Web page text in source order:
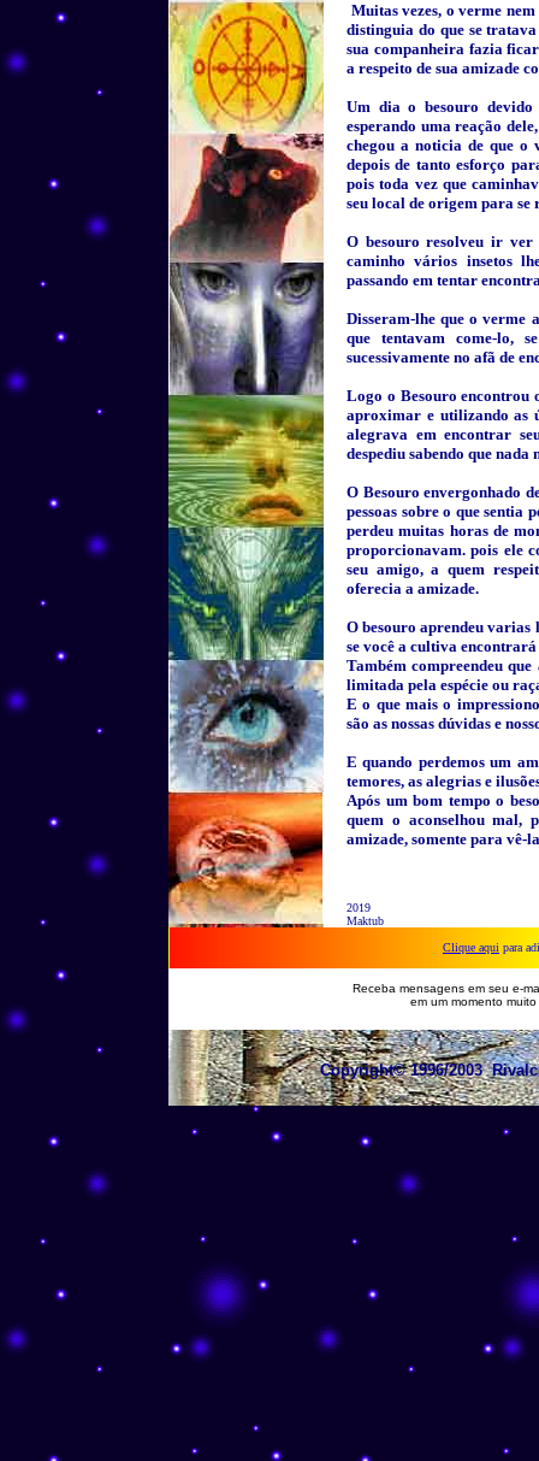
Muitas vezes, o verme
distinguia do que se
sua companheira fazia
a respeito de sua amizade
Um dia o besouro devido
esperando uma reação
chegou a noticia de que o
depois de tanto esforço
pois toda vez que
seu local de origem para se
O besouro resolveu ir ver
caminho vários insetos
passando em tentar
Disseram-lhe que o verme
que tentavam come-lo,
sucessivamente no afã de
Logo o Besouro encontrou
aproximar e utilizando as
alegrava em encontrar
despediu sabendo que
O Besouro envergonhado
pessoas sobre o que sentia
perdeu muitas horas de
proporcionavam. pois ele
seu amigo, a quem
oferecia a amizade.
O besouro aprendeu varias
se você a cultiva
Também compreendeu
limitada pela espécie ou
E o que mais o
são as nossas dúvidas e
E quando perdemos um
temores, as alegrias e
Após um bom tempo o
quem o aconselhou mal,
amizade, somente para vê-
2019
Maktub
Clique aqui para
Receba mensagens em seu e-
em um momento muito
Copyright© 1996/2003